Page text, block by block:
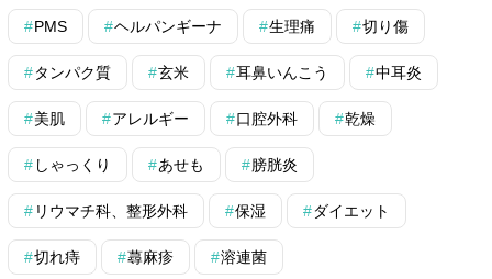
PMS ヘルパンギーナ 生理痛 切り傷
タンパク質 玄米 耳鼻いんこう 中耳炎
美肌 アレルギー 口腔外科 乾燥
しゃっくり あせも 膀胱炎
リウマチ科、整形外科 保湿 ダイエット
切れ痔 蕁麻疹 溶連菌